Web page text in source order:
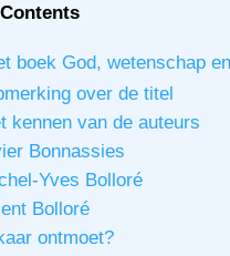
Contents
boek God, wetenschap
over de titel
kennen van de auteurs
Bonnassies
Yves Bolloré
Bolloré
ontmoet?